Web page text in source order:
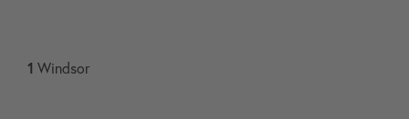
1 Windsor